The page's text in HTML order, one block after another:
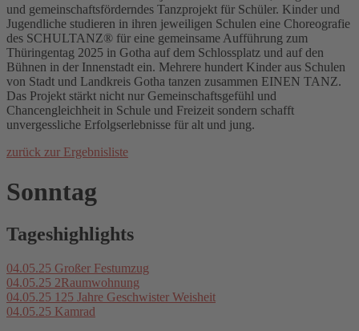
und gemeinschaftsförderndes Tanzprojekt für Schüler. Kinder und
Jugendliche studieren in ihren jeweiligen Schulen eine Choreografie
des SCHULTANZ® für eine gemeinsame Aufführung zum
Thüringentag 2025 in Gotha auf dem Schlossplatz und auf den
Bühnen in der Innenstadt ein. Mehrere hundert Kinder aus Schulen
von Stadt und Landkreis Gotha tanzen zusammen EINEN TANZ.
Das Projekt stärkt nicht nur Gemeinschaftsgefühl und
Chancengleichheit in Schule und Freizeit sondern schafft
unvergessliche Erfolgserlebnisse für alt und jung.
zurück zur Ergebnisliste
Sonntag
Tageshighlights
04.05.25 Großer Festumzug
04.05.25 2Raumwohnung
04.05.25 125 Jahre Geschwister Weisheit
04.05.25 Kamrad